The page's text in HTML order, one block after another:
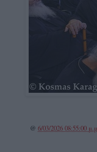
@ 6/03/2026 08:55:00